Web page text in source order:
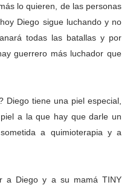
lo quieren, de las personas
Diego sigue luchando y no
todas las batallas y por
guerrero más luchador que
tiene una piel especial,
a la que hay que darle un
a quimioterapia y a
a Diego y a su mamá TINY